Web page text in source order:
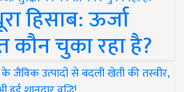
हिसाब: ऊर्जा
कौन चुका रहा है?